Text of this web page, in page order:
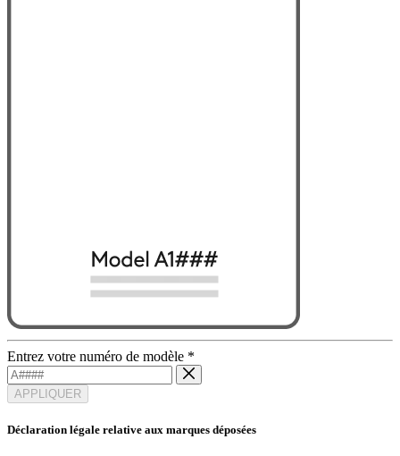
Entrez votre numéro de modèle *
APPLIQUER
Déclaration légale relative aux marques déposées